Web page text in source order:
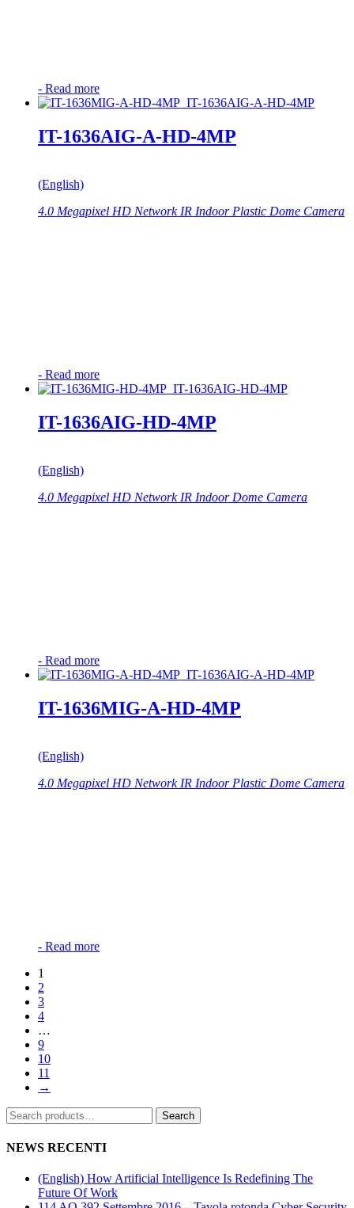
- Read more
IT-1636AIG-A-HD-4MP
(English)
4.0 Megapixel HD Network IR Indoor Plastic Dome Camera
- Read more
IT-1636AIG-HD-4MP
(English)
4.0 Megapixel HD Network IR Indoor Dome Camera
- Read more
IT-1636MIG-A-HD-4MP
(English)
4.0 Megapixel HD Network IR Indoor Plastic Dome Camera
- Read more
1
2
3
4
…
9
10
11
→
Search
for:
Search
NEWS RECENTI
(English) How Artificial Intelligence Is Redefining The
Future Of Work